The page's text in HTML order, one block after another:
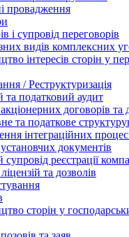
провадження
і супровід переговорів
видів комплексних
інтересів сторін у
/ Реструктуризація
податковий аудит
договорів
та податкове
інтеграційних
документів
реєстрації
та дозволів
сторін у